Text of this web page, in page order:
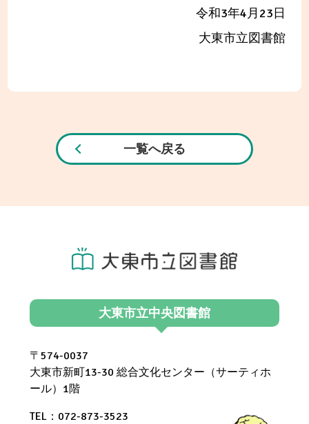
令和3年4月23日
大東市立図書館
一覧へ戻る
大東市立中央図書館
〒574-0037
大東市新町13-30 総合文化センター（サーティホ
ール）1階
TEL：072-873-3523